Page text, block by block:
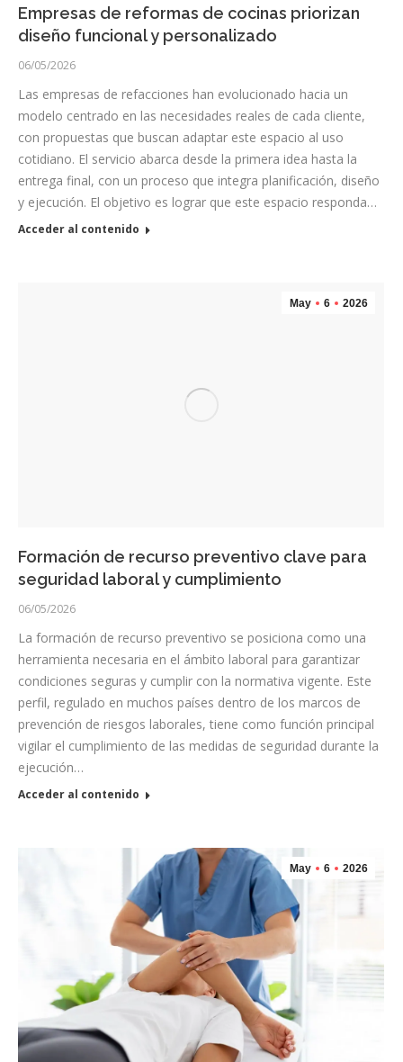
Empresas de reformas de cocinas priorizan
diseño funcional y personalizado
06/05/2026
Las empresas de refacciones han evolucionado hacia un
modelo centrado en las necesidades reales de cada cliente,
con propuestas que buscan adaptar este espacio al uso
cotidiano. El servicio abarca desde la primera idea hasta la
entrega final, con un proceso que integra planificación, diseño
y ejecución. El objetivo es lograr que este espacio responda…
Acceder al contenido
May 6 2026
Formación de recurso preventivo clave para
seguridad laboral y cumplimiento
06/05/2026
La formación de recurso preventivo se posiciona como una
herramienta necesaria en el ámbito laboral para garantizar
condiciones seguras y cumplir con la normativa vigente. Este
perfil, regulado en muchos países dentro de los marcos de
prevención de riesgos laborales, tiene como función principal
vigilar el cumplimiento de las medidas de seguridad durante la
ejecución…
Acceder al contenido
May 6 2026